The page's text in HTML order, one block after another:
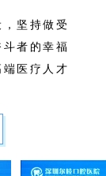
坚持做受
者的幸福
医疗人才